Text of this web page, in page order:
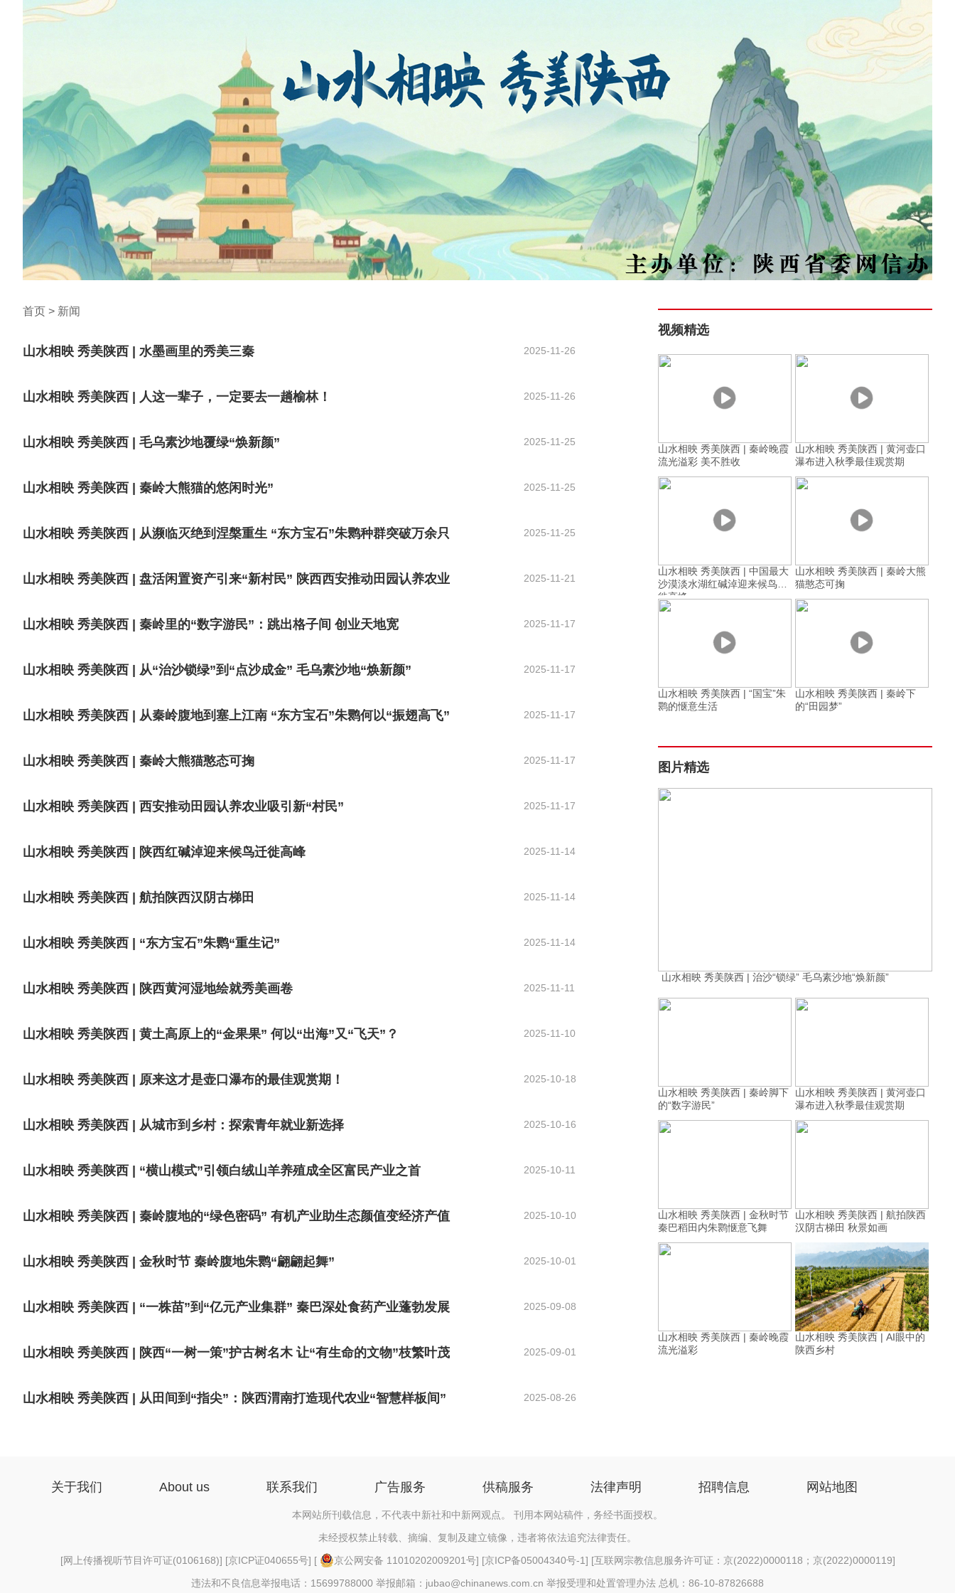
首页 > 新闻
山水相映 秀美陕西 | 水墨画里的秀美三秦 2025-11-26
山水相映 秀美陕西 | 人这一辈子，一定要去一趟榆林！ 2025-11-26
山水相映 秀美陕西 | 毛乌素沙地覆绿“焕新颜” 2025-11-25
山水相映 秀美陕西 | 秦岭大熊猫的悠闲时光” 2025-11-25
山水相映 秀美陕西 | 从濒临灭绝到涅槃重生 “东方宝石”朱鹮种群突破万余只 2025-11-25
山水相映 秀美陕西 | 盘活闲置资产引来“新村民” 陕西西安推动田园认养农业 2025-11-21
山水相映 秀美陕西 | 秦岭里的“数字游民”：跳出格子间 创业天地宽 2025-11-17
山水相映 秀美陕西 | 从“治沙锁绿”到“点沙成金” 毛乌素沙地“焕新颜” 2025-11-17
山水相映 秀美陕西 | 从秦岭腹地到塞上江南 “东方宝石”朱鹮何以“振翅高飞” 2025-11-17
山水相映 秀美陕西 | 秦岭大熊猫憨态可掬 2025-11-17
山水相映 秀美陕西 | 西安推动田园认养农业吸引新“村民” 2025-11-17
山水相映 秀美陕西 | 陕西红碱淖迎来候鸟迁徙高峰 2025-11-14
山水相映 秀美陕西 | 航拍陕西汉阴古梯田 2025-11-14
山水相映 秀美陕西 | “东方宝石”朱鹮“重生记” 2025-11-14
山水相映 秀美陕西 | 陕西黄河湿地绘就秀美画卷 2025-11-11
山水相映 秀美陕西 | 黄土高原上的“金果果” 何以“出海”又“飞天”？ 2025-11-10
山水相映 秀美陕西 | 原来这才是壶口瀑布的最佳观赏期！ 2025-10-18
山水相映 秀美陕西 | 从城市到乡村：探索青年就业新选择 2025-10-16
山水相映 秀美陕西 | “横山模式”引领白绒山羊养殖成全区富民产业之首 2025-10-11
山水相映 秀美陕西 | 秦岭腹地的“绿色密码” 有机产业助生态颜值变经济产值 2025-10-10
山水相映 秀美陕西 | 金秋时节 秦岭腹地朱鹮“翩翩起舞” 2025-10-01
山水相映 秀美陕西 | “一株苗”到“亿元产业集群” 秦巴深处食药产业蓬勃发展 2025-09-08
山水相映 秀美陕西 | 陕西“一树一策”护古树名木 让“有生命的文物”枝繁叶茂 2025-09-01
山水相映 秀美陕西 | 从田间到“指尖”：陕西渭南打造现代农业“智慧样板间” 2025-08-26
视频精选
山水相映 秀美陕西 | 秦岭晚霞
流光溢彩 美不胜收
山水相映 秀美陕西 | 黄河壶口
瀑布进入秋季最佳观赏期
山水相映 秀美陕西 | 中国最大
沙漠淡水湖红碱淖迎来候鸟迁
徙高峰
山水相映 秀美陕西 | 秦岭大熊
猫憨态可掬
山水相映 秀美陕西 | “国宝”朱
鹮的惬意生活
山水相映 秀美陕西 | 秦岭下
的“田园梦”
图片精选
山水相映 秀美陕西 | 治沙“锁绿” 毛乌素沙地“焕新颜”
山水相映 秀美陕西 | 秦岭脚下
的“数字游民”
山水相映 秀美陕西 | 黄河壶口
瀑布进入秋季最佳观赏期
山水相映 秀美陕西 | 金秋时节
秦巴稻田内朱鹮惬意飞舞
山水相映 秀美陕西 | 航拍陕西
汉阴古梯田 秋景如画
山水相映 秀美陕西 | 秦岭晚霞
流光溢彩
山水相映 秀美陕西 | AI眼中的
陕西乡村
关于我们 About us 联系我们 广告服务 供稿服务 法律声明 招聘信息 网站地图
本网站所刊载信息，不代表中新社和中新网观点。 刊用本网站稿件，务经书面授权。
未经授权禁止转载、摘编、复制及建立镜像，违者将依法追究法律责任。
[网上传播视听节目许可证(0106168)] [京ICP证040655号] [ 京公网安备 11010202009201号] [京ICP备05004340号-1] [互联网宗教信息服务许可证：京(2022)0000118；京(2022)0000119]
违法和不良信息举报电话：15699788000 举报邮箱：jubao@chinanews.com.cn 举报受理和处置管理办法 总机：86-10-87826688